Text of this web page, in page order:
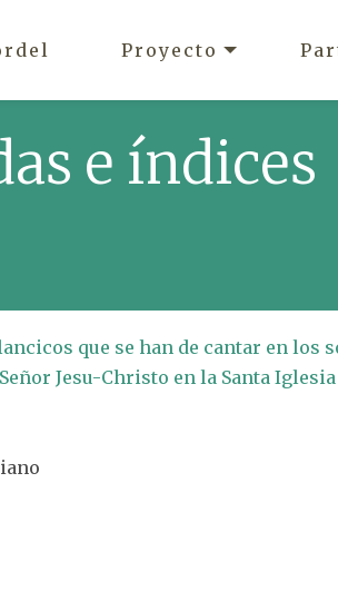
Proyecto
e índices
que se han de cantar en los
Jesu-Christo en la Santa